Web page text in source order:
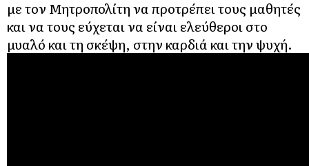
με τον Μητροπολίτη να προτρέπει τους μαθητές
και να τους εύχεται να είναι ελεύθεροι στο
μυαλό και τη σκέψη, στην καρδιά και την ψυχή.